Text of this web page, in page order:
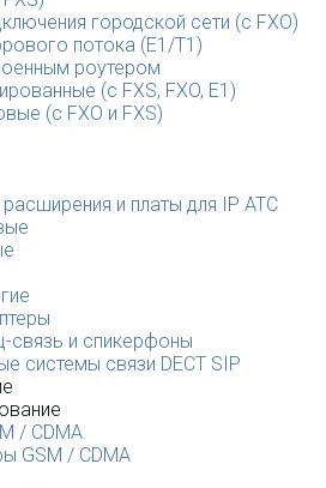
городской сети (с FXO)
потока (E1/T1)
роутером
(c FXS, FXO, E1)
(с FXO и FXS)
и платы для IP АТС
связь и спикерфоны
системы связи DECT SIP
/ CDMA
GSM / CDMA